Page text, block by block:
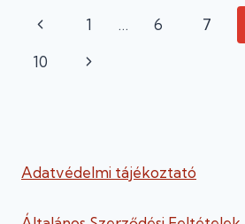
Page
navigation
Previous
Page
1 … 6 7
10
Next
Adatvédelmi tájékoztató